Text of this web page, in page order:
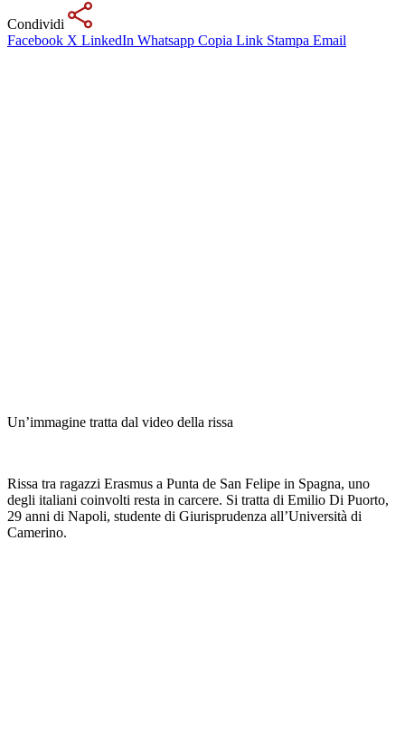
Condividi
Facebook X LinkedIn Whatsapp Copia Link Stampa Email
Un’immagine tratta dal video della rissa
Rissa tra ragazzi Erasmus a Punta de San Felipe in Spagna, uno
degli italiani coinvolti resta in carcere. Si tratta di Emilio Di Puorto,
29 anni di Napoli, studente di Giurisprudenza all’Università di
Camerino.